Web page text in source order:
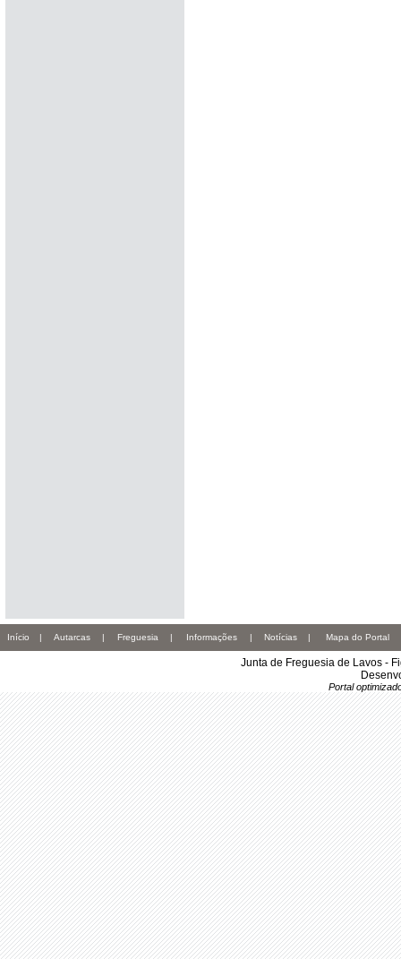
Início | Autarcas | Freguesia | Informações | Notícias | Mapa do Portal
Junta de Freguesia de Lavos -
Portal